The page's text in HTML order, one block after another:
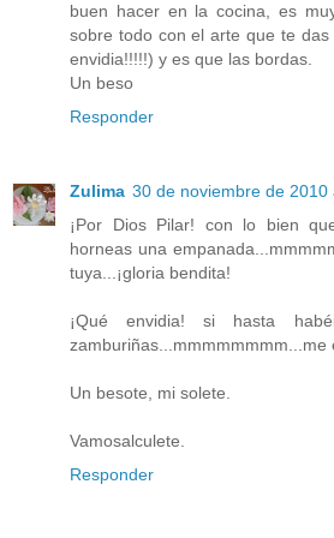
buen hacer en la cocina, es
sobre todo con el arte que te
envidia!!!!!) y es que las bordas.
Un beso
Responder
Zulima 30 de noviembre de 2010
¡Por Dios Pilar! con lo bien
horneas una
tuya...¡gloria bendita!
¡Qué envidia! si hasta
zamburiñas...mmmmmmmm...me
Un besote, mi solete.
Vamosalculete.
Responder